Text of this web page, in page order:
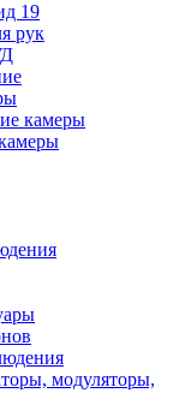
19
рук
камеры
модуляторы,